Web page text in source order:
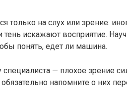
только на слух или зрение:
тень искажают восприятие.
понять, едет ли машина.
— плохое зрение
обязательно напомните о них